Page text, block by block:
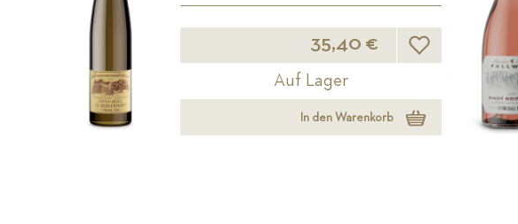
35,40 € Wunschliste
Auf Lager
In den Warenkorb